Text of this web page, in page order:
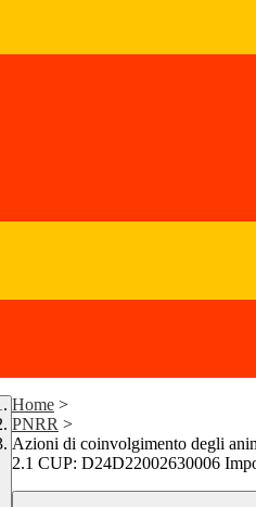
Home >
PNRR >
Azioni di coinvolgimento degli
2.1 CUP: D24D22002630006